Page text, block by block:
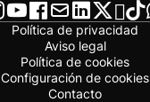
Política de privacidad
Aviso legal
Política de cookies
Configuración de cookies
Contacto